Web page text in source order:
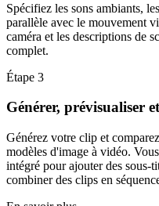
Spécifiez les sons ambiants,
parallèle avec le mouvement
caméra et les descriptions de
complet.
Étape 3
Générer, prévisualiser
Générez votre clip et
modèles d'image à vidéo.
intégré pour ajouter des sous-
combiner des clips en